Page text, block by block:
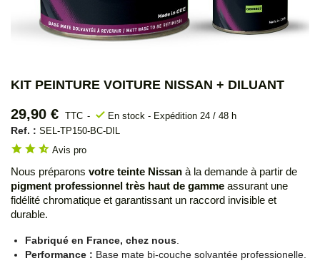
KIT PEINTURE VOITURE NISSAN + DILUANT
29,90 € TTC check En stock - Expédition 24 / 48 h
Ref. : SEL-TP150-BC-DIL
star star star_half Avis pro
Nous préparons votre teinte Nissan à la demande à partir de
pigment professionnel très haut de gamme assurant une
fidélité chromatique et garantissant un raccord invisible et
durable.
Fabriqué en France, chez nous
Performance : Base mate bi-couche solvantée professionelle.